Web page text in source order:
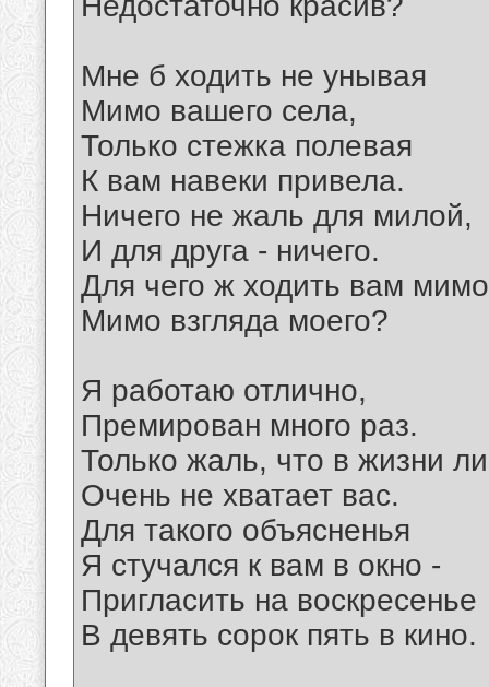
Мне б ходить не унывая
Мимо вашего села,
Только стежка полевая
К вам навеки привела.
Hичего не жаль для милой,
И для друга - ничего.
Для чего ж ходить вам
Мимо взгляда моего?
Я работаю отлично,
Премирован много раз.
Только жаль, что в жизни
Очень не хватает вас.
Для такого объясненья
Я стучался к вам в окно -
Пригласить на воскресенье
В девять сорок пять в кино.